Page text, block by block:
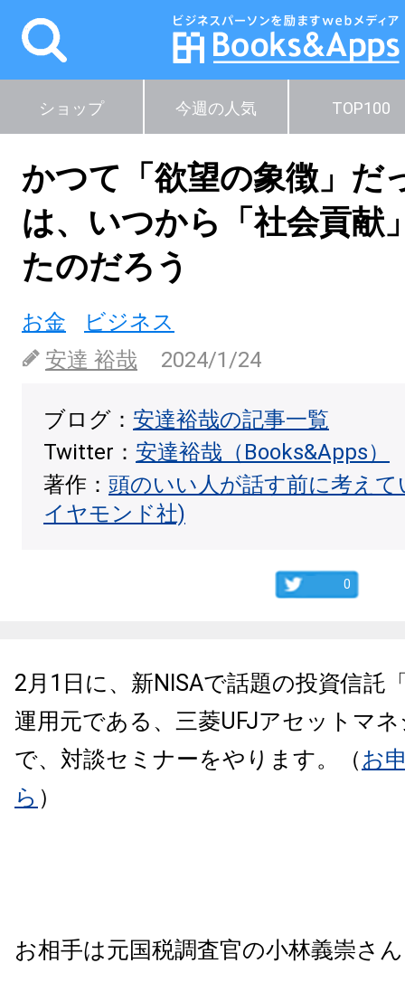
ショップ 今週の人気 TOP100
かつて「欲望の象徴」だ
は、いつから「社会貢献
たのだろう
お金
ビジネス
安達 裕哉
2024/1/24
ブログ： 安達裕哉の記事一覧
Twitter： 安達裕哉（Books&Apps）
著作： 頭のいい人が話す前に考え
イヤモンド社)
0
2月1日に、新NISAで話題の投資信託
運用元である、三菱UFJアセットマ
で、対談セミナーをやります。（ お
ら ）
お相手は元国税調査官の小林義崇さ